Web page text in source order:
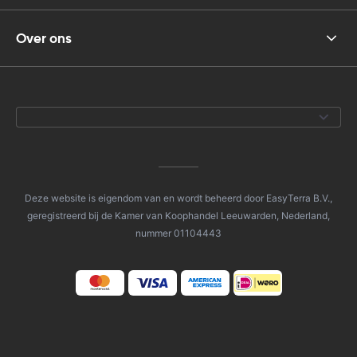
Over ons
Deze website is eigendom van en wordt beheerd door EasyTerra B.V.,
geregistreerd bij de Kamer van Koophandel Leeuwarden, Nederland,
nummer 01104443